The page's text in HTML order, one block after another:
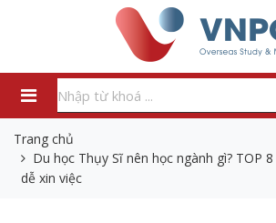
Trang chủ
Du học Thụy Sĩ nên học ngành gì? TOP
dễ xin việc